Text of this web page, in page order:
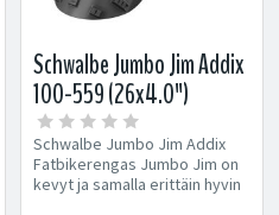
Schwalbe Jumbo Jim Addix
100-559 (26x4.0")
Fatbikerengas
Schwalbe Jumbo Jim Addix
Fatbikerengas Jumbo Jim on
kevyt ja samalla erittäin hyvin